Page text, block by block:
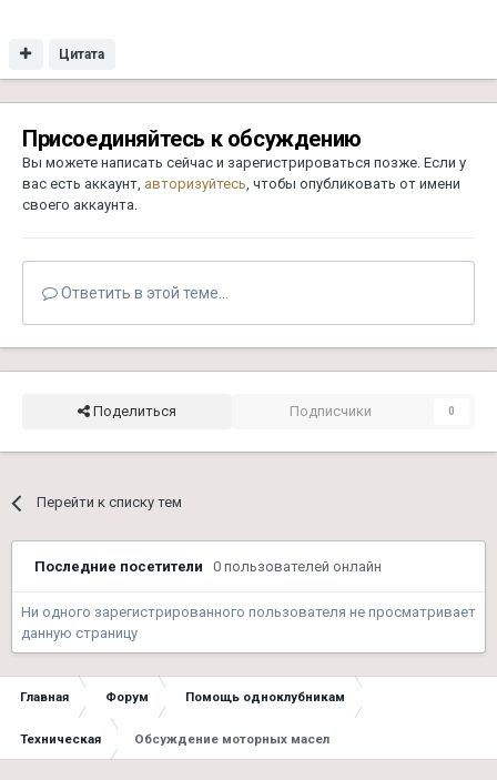
Цитата
Присоединяйтесь к обсуждению
Вы можете написать сейчас и зарегистрироваться позже. Если у
вас есть аккаунт, авторизуйтесь, чтобы опубликовать от имени
своего аккаунта.
Ответить в этой теме...
Поделиться Подписчики 0
Перейти к списку тем
Последние посетители 0 пользователей онлайн
Ни одного зарегистрированного пользователя не просматривает
данную страницу
Главная Форум Помощь одноклубникам
Техническая Обсуждение моторных масел